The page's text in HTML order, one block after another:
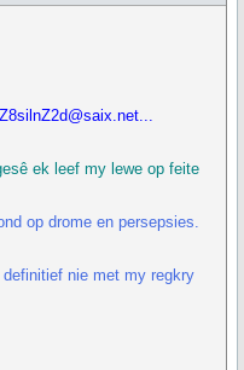
ek leef my lewe op feite
op drome en persepsies.
nie met my regkry